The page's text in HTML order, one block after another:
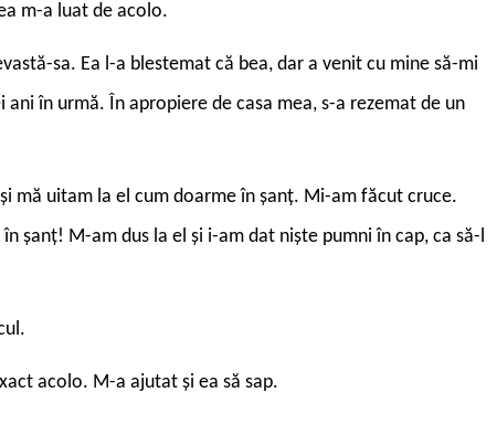
m-a luat de acolo.
sa. Ea l-a blestemat că bea, dar a venit cu mine să-mi
în urmă. În apropiere de casa mea, s-a rezemat de un
mă uitam la el cum doarme în șanț. Mi-am făcut cruce.
șanț! M-am dus la el și i-am dat niște pumni în cap, ca să-l
acolo. M-a ajutat și ea să sap.